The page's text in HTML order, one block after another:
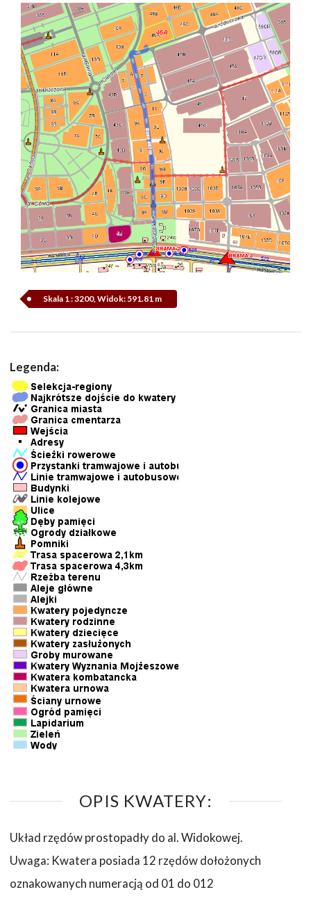
Skala 1 : 3200, Widok: 591.81 m
Legenda:
OPIS KWATERY:
Układ rzędów prostopadły do al. Widokowej.
Uwaga: Kwatera posiada 12 rzędów dołożonych
oznakowanych numeracją od 01 do 012